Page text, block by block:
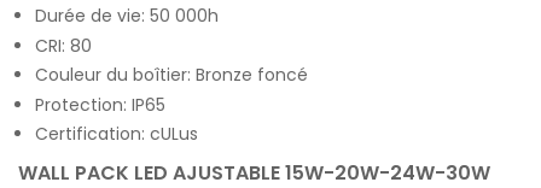
Durée de vie: 50 000h
CRI: 80
Couleur du boîtier: Bronze foncé
Protection: IP65
Certification: cULus
WALL PACK LED AJUSTABLE 15W-20W-24W-30W